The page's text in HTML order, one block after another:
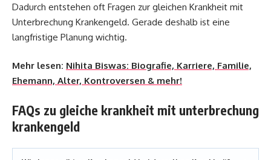
Dadurch entstehen oft Fragen zur gleichen Krankheit mit
Unterbrechung Krankengeld. Gerade deshalb ist eine
langfristige Planung wichtig.
Mehr lesen: Nihita Biswas: Biografie, Karriere, Familie,
Ehemann, Alter, Kontroversen & mehr!
FAQs zu gleiche krankheit mit unterbrechung
krankengeld